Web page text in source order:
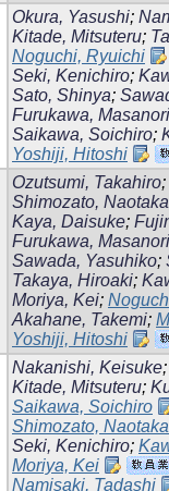
Okura, Yasushi;
Kitade, Mitsuteru;
Noguchi, Ryuichi
Seki, Kenichiro;
Sato, Shinya;
Furukawa, Masanori
Saikawa, Soichiro;
Yoshiji, Hitoshi
Ozutsumi, Takahiro;
Shimozato, Naotaka
Kaya, Daisuke;
Furukawa, Masanori
Sawada, Yasuhiko;
Takaya, Hiroaki;
Moriya, Kei;
Akahane, Takemi;
Yoshiji, Hitoshi
Nakanishi, Keisuke;
Kitade, Mitsuteru;
Saikawa, Soichiro
Shimozato, Naotaka
Seki, Kenichiro;
Moriya, Kei
Namisaki, Tadashi